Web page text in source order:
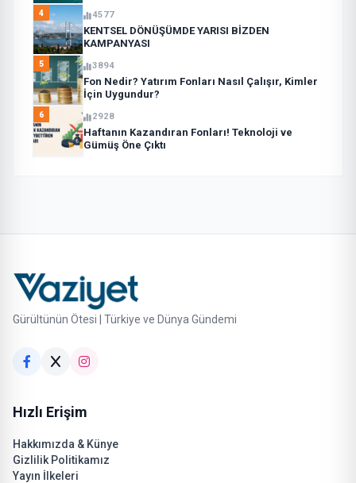
4 4577
KENTSEL DÖNÜŞÜMDE YARISI BİZDEN
KAMPANYASI
5 3894
Fon Nedir? Yatırım Fonları Nasıl Çalışır, Kimler
İçin Uygundur?
6 2928
Haftanın Kazandıran Fonları! Teknoloji ve
Gümüş Öne Çıktı
Gürültünün Ötesi | Türkiye ve Dünya Gündemi
Hızlı Erişim
Hakkımızda & Künye
Gizlilik Politikamız
Yayın İlkeleri